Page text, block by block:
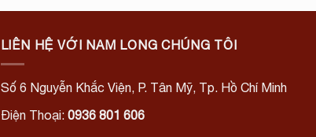
LIÊN HỆ VỚI NAM LONG CHÚNG TÔI
Số 6 Nguyễn Khắc Viện, P. Tân Mỹ, Tp. Hồ Chí Minh
Điện Thoại: 0936 801 606